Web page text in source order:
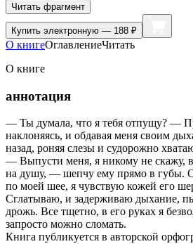
Читать фрагмент
Купить электронную — 188 ₽
О книгеОглавлениеЧитать
О книге
аннотация
— Ты думала, что я тебя отпущу? —
наклоняясь, и обдавая меня своим
назад, роняя слезы и судорожно
— Выпусти меня, я никому не скажу,
на душу, — шепчу ему прямо в губы.
по моей шее, я чувствую кожей его
Сглатываю, и задерживаю дыхание,
дрожь. Все тщетно, в его руках я
запросто можно сломать.
Книга публикуется в авторской